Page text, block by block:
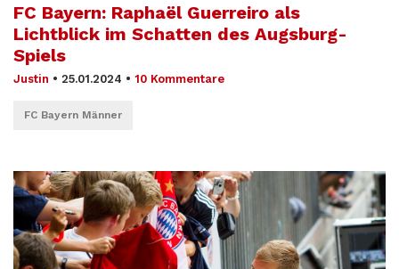
FC Bayern: Raphaël Guerreiro als
Lichtblick im Schatten des Augsburg-
Spiels
Justin • 25.01.2024 • 10 Kommentare
FC Bayern Männer